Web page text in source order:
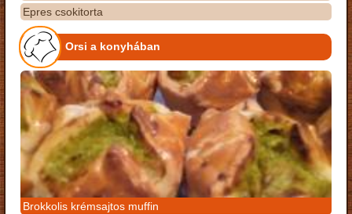
Epres csokitorta
Orsi a konyhában
Brokkolis krémsajtos muffin